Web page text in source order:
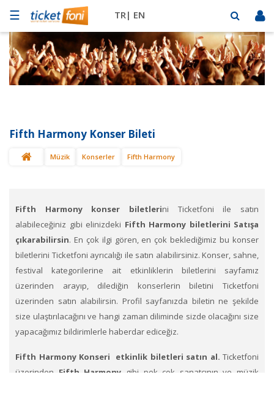
☰ TR| EN
Futbol
Basketbol
Mekanlar
Diğer
SAT
Fifth Harmony Konser Bileti
Müzik Konserler Fifth Harmony
Fifth Harmony konser biletlerini Ticketfoni ile satın
alabileceğiniz gibi elinizdeki Fifth Harmony biletlerini Satışa
çıkarabilirsin. En çok ilgi gören, en çok beklediğimiz bu konser
biletlerini Ticketfoni ayrıcalığı ile satın alabilirsiniz. Konser, sahne,
festival kategorilerine ait etkinliklerin biletlerini sayfamız
üzerinden arayıp, dilediğin konserlerin biletini Ticketfoni
üzerinden satın alabilirsin. Profil sayfanızda biletin ne şekilde
size ulaştırılacağını ve hangi zaman diliminde sizde olacağını size
yapacağımız bildirimlerle haberdar ediceğiz.
Fifth Harmony Konseri etkinlik biletleri satın al. Ticketfoni
üzerinden Fifth Harmony gibi pek çok sanatçının ve müzik